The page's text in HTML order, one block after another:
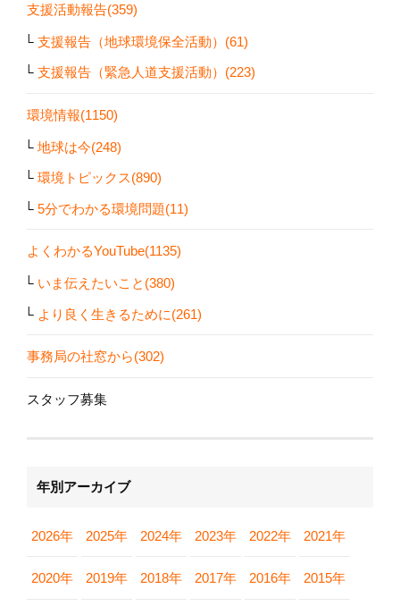
支援活動報告(359)
支援報告（地球環境保全活動）(61)
支援報告（緊急人道支援活動）(223)
環境情報(1150)
地球は今(248)
環境トピックス(890)
5分でわかる環境問題(11)
よくわかるYouTube(1135)
いま伝えたいこと(380)
より良く生きるために(261)
事務局の社窓から(302)
スタッフ募集
年別アーカイブ
2026年 2025年 2024年 2023年 2022年 2021年
2020年 2019年 2018年 2017年 2016年 2015年